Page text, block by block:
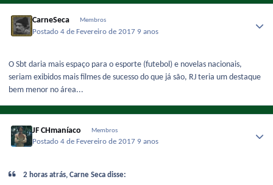
CarneSeca Membros
Postado4 de Fevereiro de 2017 9 anos
O Sbt daria mais espaço para o esporte (futebol) e novelas nacionais,
seriam exibidos mais filmes de sucesso do que já são, RJ teria um destaque
bem menor no área...
JF CHmaníaco Membros
Postado4 de Fevereiro de 2017 9 anos
2 horas atrás, Carne Seca disse: